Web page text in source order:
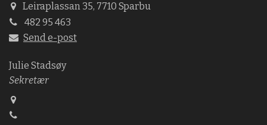
Leiraplassan 35, 7710 Sparbu
482 95 463
Send e-post
Julie Stadsøy
Sekretær